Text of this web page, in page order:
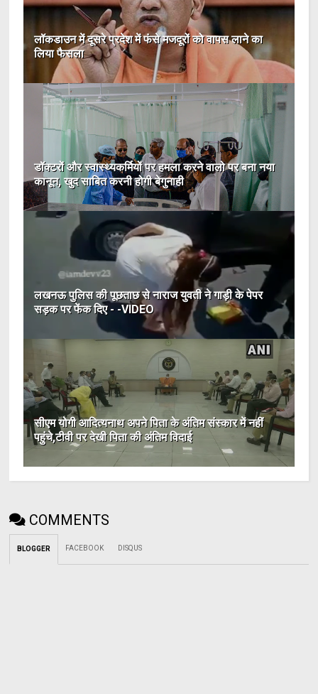
लॉकडाउन में दूसरे प्रदेश में फंसे मजदूरों को वापस लाने का
लिया फैसला
डॉक्टरों और स्वास्थ्यकर्मियों पर हमला करने वालो पर बना नया
कानून, खुद साबित करनी होगी बेगुनाही
लखनऊ पुलिस की पूछताछ से नाराज युवती ने गाड़ी के पेपर
सड़क पर फेंक दिए - -VIDEO
सीएम योगी आदित्यनाथ अपने पिता के अंतिम संस्कार में नहीं
पहुंचे,टीवी पर देखी पिता की अंतिम विदाई
COMMENTS
BLOGGER FACEBOOK DISQUS